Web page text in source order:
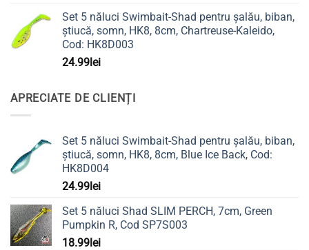
Set 5 năluci Swimbait-Shad pentru șalău, biban,
știucă, somn, HK8, 8cm, Chartreuse-Kaleido,
Cod: HK8D003
24.99lei
APRECIATE DE CLIENȚI
Set 5 năluci Swimbait-Shad pentru șalău, biban,
știucă, somn, HK8, 8cm, Blue Ice Back, Cod:
HK8D004
24.99lei
Set 5 năluci Shad SLIM PERCH, 7cm, Green
Pumpkin R, Cod SP7S003
18.99lei